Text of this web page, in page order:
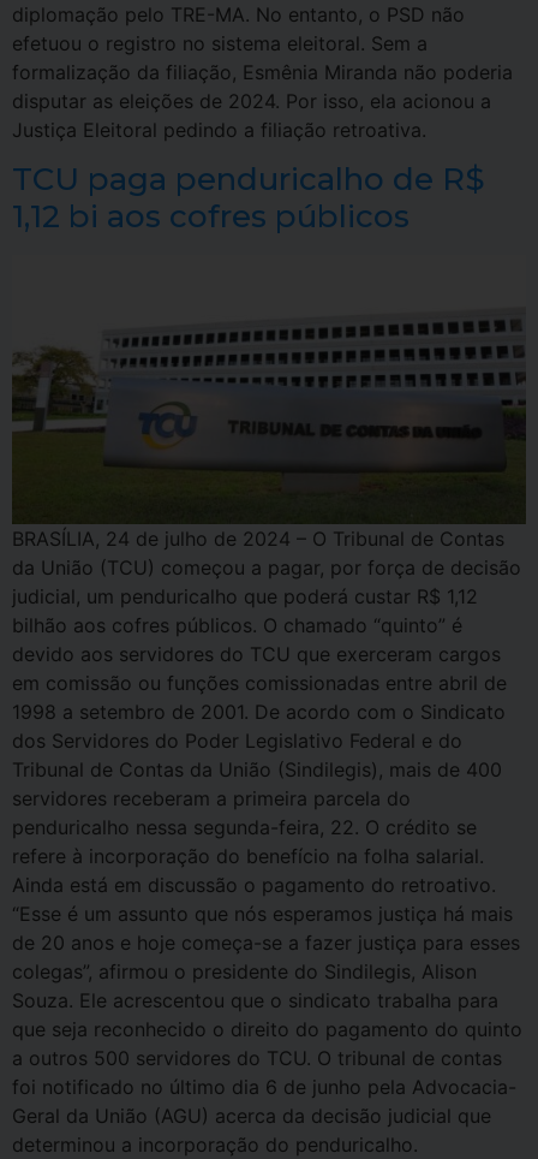
diplomação pelo TRE-MA. No entanto, o PSD não
efetuou o registro no sistema eleitoral. Sem a
formalização da filiação, Esmênia Miranda não poderia
disputar as eleições de 2024. Por isso, ela acionou a
Justiça Eleitoral pedindo a filiação retroativa.
TCU paga penduricalho de R$
1,12 bi aos cofres públicos
BRASÍLIA, 24 de julho de 2024 – O Tribunal de Contas
da União (TCU) começou a pagar, por força de decisão
judicial, um penduricalho que poderá custar R$ 1,12
bilhão aos cofres públicos. O chamado “quinto” é
devido aos servidores do TCU que exerceram cargos
em comissão ou funções comissionadas entre abril de
1998 a setembro de 2001. De acordo com o Sindicato
dos Servidores do Poder Legislativo Federal e do
Tribunal de Contas da União (Sindilegis), mais de 400
servidores receberam a primeira parcela do
penduricalho nessa segunda-feira, 22. O crédito se
refere à incorporação do benefício na folha salarial.
Ainda está em discussão o pagamento do retroativo.
“Esse é um assunto que nós esperamos justiça há mais
de 20 anos e hoje começa-se a fazer justiça para esses
colegas”, afirmou o presidente do Sindilegis, Alison
Souza. Ele acrescentou que o sindicato trabalha para
que seja reconhecido o direito do pagamento do quinto
a outros 500 servidores do TCU. O tribunal de contas
foi notificado no último dia 6 de junho pela Advocacia-
Geral da União (AGU) acerca da decisão judicial que
determinou a incorporação do penduricalho.